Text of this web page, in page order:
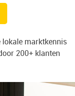
marktkennis
200+ klanten